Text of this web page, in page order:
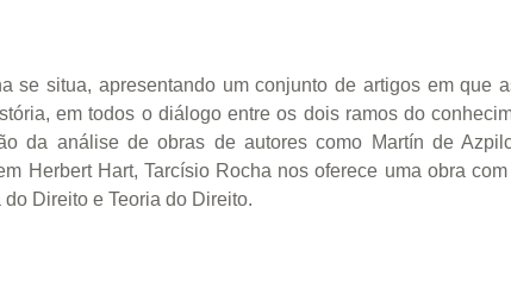
se situa, apresentando um conjunto de artigos em que
em todos o diálogo entre os dois ramos do
da análise de obras de autores como Martín de
Herbert Hart, Tarcísio Rocha nos oferece uma obra
Direito e Teoria do Direito.